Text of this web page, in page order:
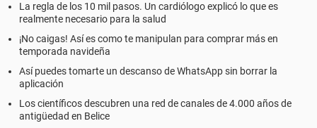
La regla de los 10 mil pasos. Un cardiólogo explicó lo que es
realmente necesario para la salud
¡No caigas! Así es como te manipulan para comprar más en
temporada navideña
Así puedes tomarte un descanso de WhatsApp sin borrar la
aplicación
Los científicos descubren una red de canales de 4.000 años de
antigüedad en Belice